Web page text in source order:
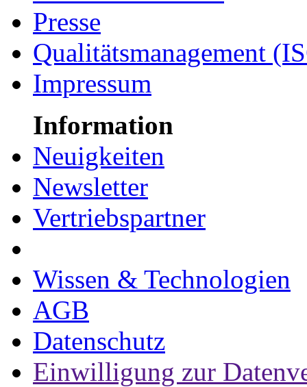
Presse
Qualitätsmanagement
Impressum
Information
Neuigkeiten
Newsletter
Vertriebspartner
Wissen & Technologien
AGB
Datenschutz
Einwilligung zur